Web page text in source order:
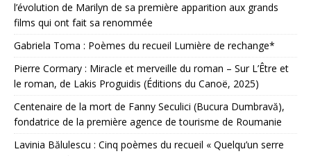
l’évolution de Marilyn de sa première apparition aux grands
films qui ont fait sa renommée
Gabriela Toma : Poèmes du recueil Lumière de rechange*
Pierre Cormary : Miracle et merveille du roman – Sur L’Être et
le roman, de Lakis Proguidis (Éditions du Canoë, 2025)
Centenaire de la mort de Fanny Seculici (Bucura Dumbravă),
fondatrice de la première agence de tourisme de Roumanie
Lavinia Bălulescu : Cinq poèmes du recueil « Quelqu’un serre